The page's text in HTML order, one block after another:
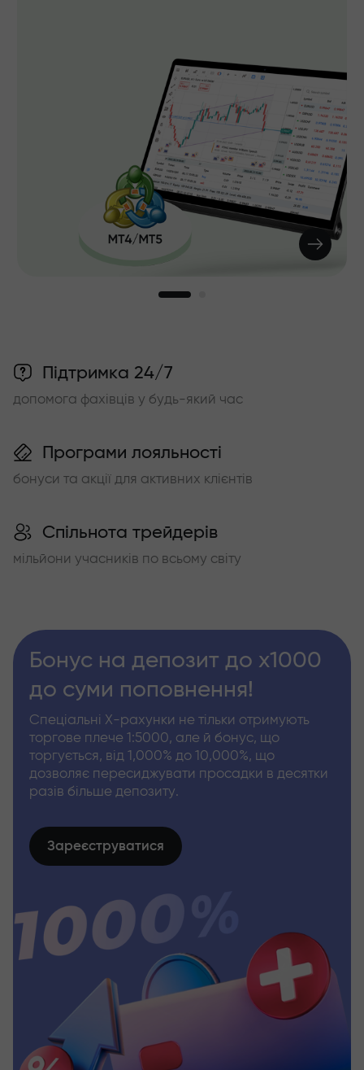
Підтримка 24/7
допомога фахівців у будь-який час
Програми лояльності
бонуси та акції для активних клієнтів
Спільнота трейдерів
мільйони учасників по всьому світу
Бонус на депозит до х1000
до суми поповнення!
Спеціальні Х-рахунки не тільки отримують
торгове плече 1:5000, але й бонус, що
торгується, від 1,000% до 10,000%, що
дозволяє пересиджувати просадки в десятки
разів більше депозиту.
Зареєструватися